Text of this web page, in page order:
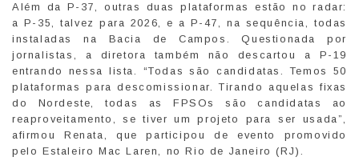
Além da P-37, outras duas plataformas estão no radar:
a P-35, talvez para 2026, e a P-47, na sequência, todas
instaladas na Bacia de Campos. Questionada por
jornalistas, a diretora também não descartou a P-19
entrando nessa lista. “Todas são candidatas. Temos 50
plataformas para descomissionar. Tirando aquelas fixas
do Nordeste, todas as FPSOs são candidatas ao
reaproveitamento, se tiver um projeto para ser usada”,
afirmou Renata, que participou de evento promovido
pelo Estaleiro Mac Laren, no Rio de Janeiro (RJ).